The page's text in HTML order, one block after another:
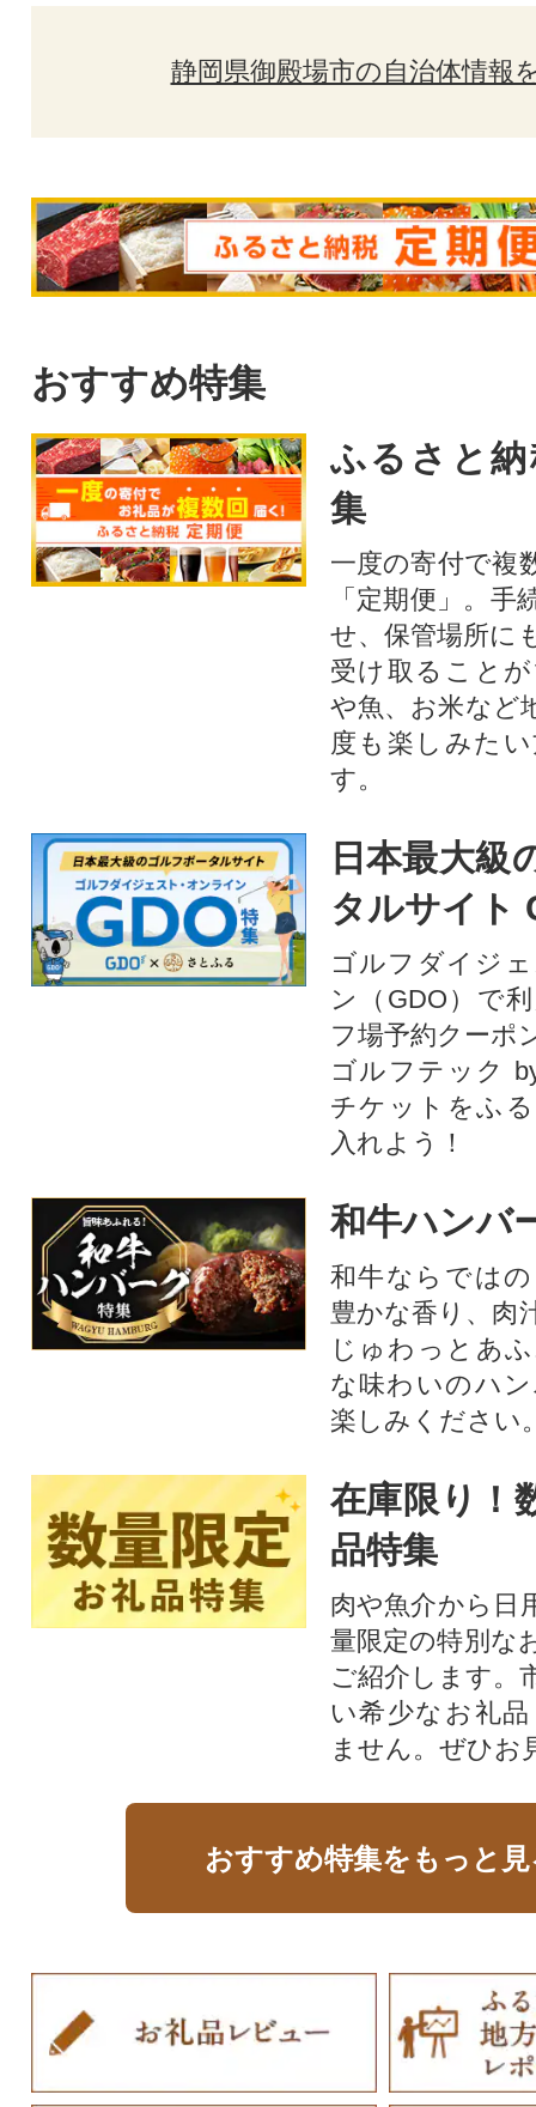
静岡県御殿場市の自治体情報
おすすめ特集
ふるさと
集
一度の寄付で複
「定期便」。
せ、保管場所に
受け取ること
や魚、お米など
度も楽しみた
す。
日本最大級
タルサイト
ゴルフダイジ
ン（GDO）で
フ場予約クーポ
ゴルフテック
チケットをふ
入れよう！
和牛ハンバ
和牛ならでは
豊かな香り、肉
じゅわっとあ
な味わいのハ
楽しみください
在庫限り！
品特集
肉や魚介から日
量限定の特別な
ご紹介します。
い希少なお礼
ません。ぜひお
おすすめ特集をもっと